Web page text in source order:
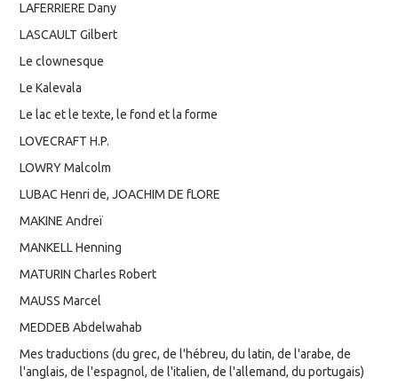
LAFERRIERE Dany
LASCAULT Gilbert
Le clownesque
Le Kalevala
Le lac et le texte, le fond et la forme
LOVECRAFT H.P.
LOWRY Malcolm
LUBAC Henri de, JOACHIM DE fLORE
MAKINE Andreï
MANKELL Henning
MATURIN Charles Robert
MAUSS Marcel
MEDDEB Abdelwahab
Mes traductions (du grec, de l'hébreu, du latin, de l'arabe, de
l'anglais, de l'espagnol, de l'italien, de l'allemand, du portugais)